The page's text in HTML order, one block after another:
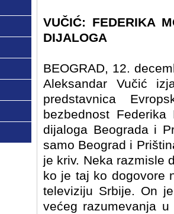
VUČIĆ: FEDERIKA
DIJALOGA
BEOGRAD, 12.
Aleksandar Vučić
predstavnica
bezbednost
dijaloga Beograda i
samo Beograd i
je kriv. Neka razmisle
ko je taj ko dogovore
televiziju Srbije. On
većeg razumevanja